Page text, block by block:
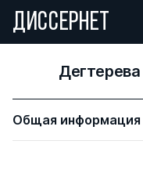
ДИССЕРНЕТ
Общая информация